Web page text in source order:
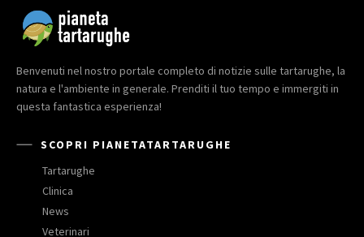
Benvenuti nel nostro portale completo di notizie sulle tartarughe, la
natura e l'ambiente in generale. Prenditi il tuo tempo e immergiti in
questa fantastica esperienza!
SCOPRI PIANETATARTARUGHE
Tartarughe
Clinica
News
Veterinari